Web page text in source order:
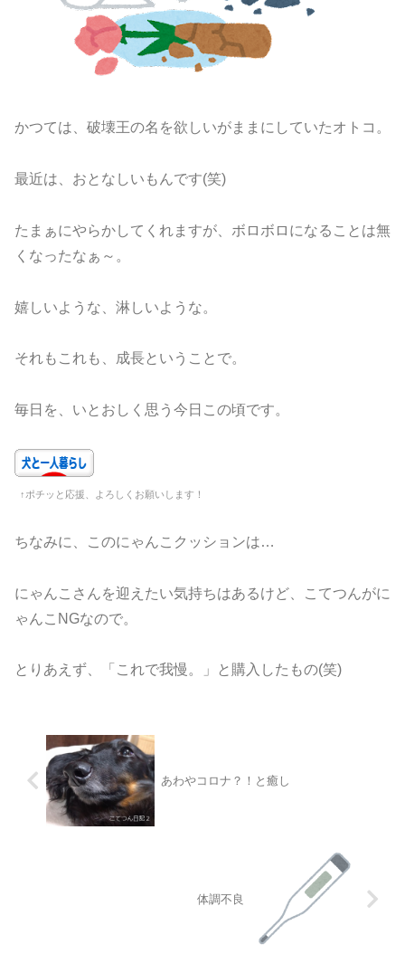
かつては、破壊王の名を欲しいがままにしていたオトコ。
最近は、おとなしいもんです(笑)
たまぁにやらかしてくれますが、ボロボロになることは無
くなったなぁ～。
嬉しいような、淋しいような。
それもこれも、成長ということで。
毎日を、いとおしく思う今日この頃です。
↑ポチッと応援、よろしくお願いします！
ちなみに、このにゃんこクッションは…
にゃんこさんを迎えたい気持ちはあるけど、こてつんがに
ゃんこNGなので。
とりあえず、「これで我慢。」と購入したもの(笑)
あわやコロナ？！と癒し
体調不良